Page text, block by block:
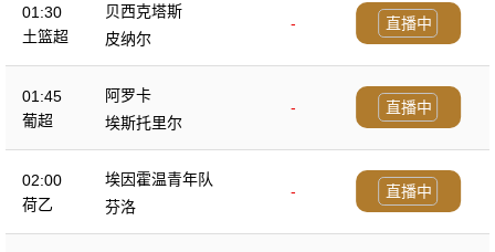
01:30
土篮超
贝西克塔斯
-
皮纳尔
直播中
01:45
葡超
阿罗卡
-
埃斯托里尔
直播中
02:00
荷乙
埃因霍温青年队
-
芬洛
直播中